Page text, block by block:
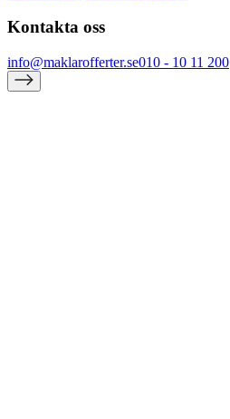
Kontakta oss
info@maklarofferter.se010 - 10 11 200